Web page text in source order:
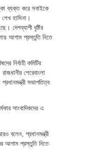
ব্যক্ত করে সবাইকে
শেখ হাসিনা।
দেশব্যাপী বৃষ্টির
আগাম প্রস্তুতি নিতে
নির্বাহী কমিটির
শেরেবাংলা
সভাপতিত্ব
সাংবাদিকদের এ
বলেন, প্রধানমন্ত্রী
আগাম প্রস্তুতি নিতে